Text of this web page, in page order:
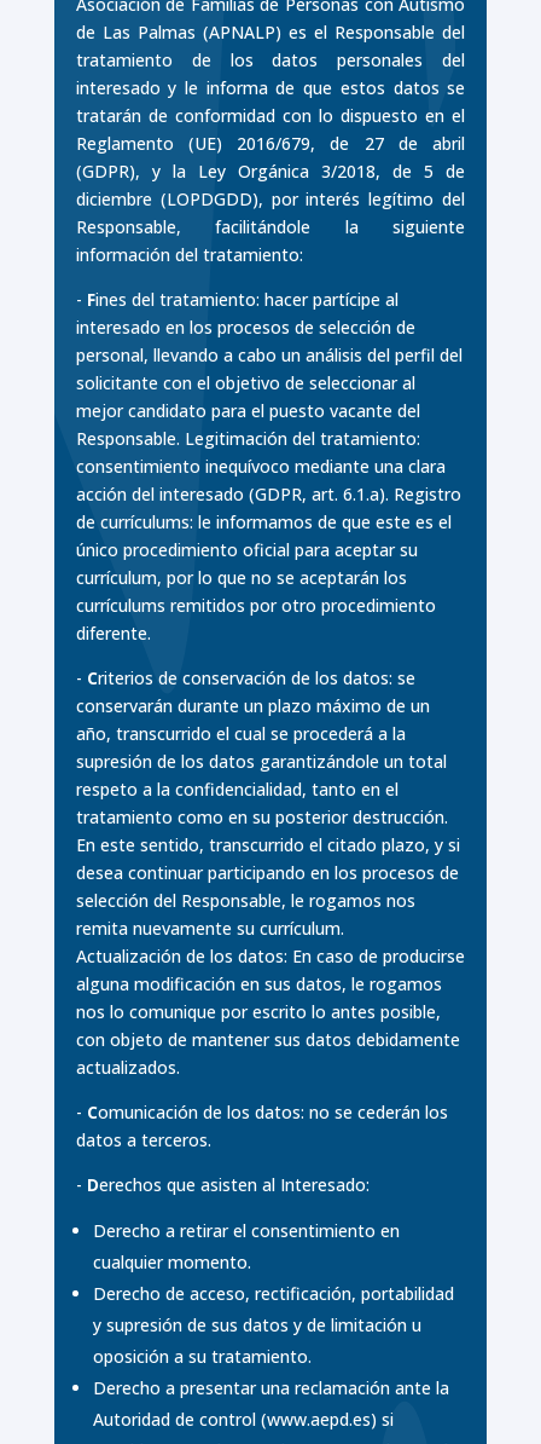
de Las Palmas (APNALP) es el Responsable del
tratamiento de los datos personales del
interesado y le informa de que estos datos se
tratarán de conformidad con lo dispuesto en el
Reglamento (UE) 2016/679, de 27 de abril
(GDPR), y la Ley Orgánica 3/2018, de 5 de
diciembre (LOPDGDD), por interés legítimo del
Responsable, facilitándole la siguiente
información del tratamiento:
- Fines del tratamiento: hacer partícipe al
interesado en los procesos de selección de
personal, llevando a cabo un análisis del perfil del
solicitante con el objetivo de seleccionar al
mejor candidato para el puesto vacante del
Responsable. Legitimación del tratamiento:
consentimiento inequívoco mediante una clara
acción del interesado (GDPR, art. 6.1.a). Registro
de currículums: le informamos de que este es el
único procedimiento oficial para aceptar su
currículum, por lo que no se aceptarán los
currículums remitidos por otro procedimiento
diferente.
- Criterios de conservación de los datos: se
conservarán durante un plazo máximo de un
año, transcurrido el cual se procederá a la
supresión de los datos garantizándole un total
respeto a la confidencialidad, tanto en el
tratamiento como en su posterior destrucción.
En este sentido, transcurrido el citado plazo, y si
desea continuar participando en los procesos de
selección del Responsable, le rogamos nos
remita nuevamente su currículum.
Actualización de los datos: En caso de producirse
alguna modificación en sus datos, le rogamos
nos lo comunique por escrito lo antes posible,
con objeto de mantener sus datos debidamente
actualizados.
- Comunicación de los datos: no se cederán los
datos a terceros.
- Derechos que asisten al Interesado:
Derecho a retirar el consentimiento en
cualquier momento.
Derecho de acceso, rectificación, portabilidad
y supresión de sus datos y de limitación u
oposición a su tratamiento.
Derecho a presentar una reclamación ante la
Autoridad de control (www.aepd.es) si